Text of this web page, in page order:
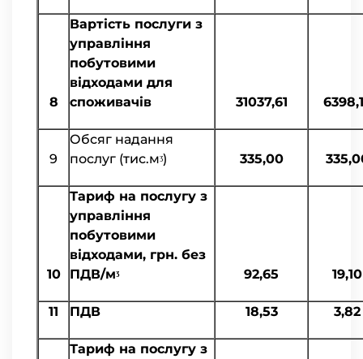
8
Вартість послуги з
управління
побутовими
відходами для
споживачів
31037,61
9
Обсяг надання
послуг (тис.мᶾ)
335,00
10
Тариф на послугу з
управління
побутовими
відходами, грн. без
ПДВ/мᶾ
92,65 19,10
11 ПДВ 18,53 3,82
Тариф на послугу з